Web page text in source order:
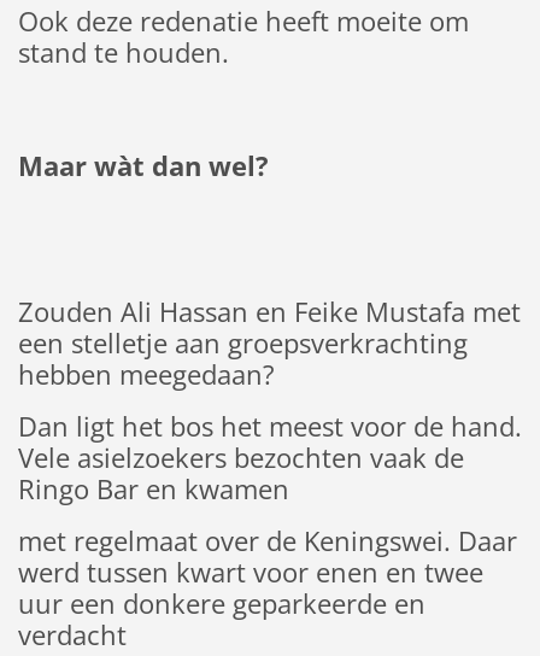
Ook deze redenatie heeft moeite om
stand te houden.
Maar wàt dan wel?
Zouden Ali Hassan en Feike Mustafa met
een stelletje aan groepsverkrachting
hebben meegedaan?
Dan ligt het bos het meest voor de hand.
Vele asielzoekers bezochten vaak de
Ringo Bar en kwamen
met regelmaat over de Keningswei. Daar
werd tussen kwart voor enen en twee
uur een donkere geparkeerde en
verdacht